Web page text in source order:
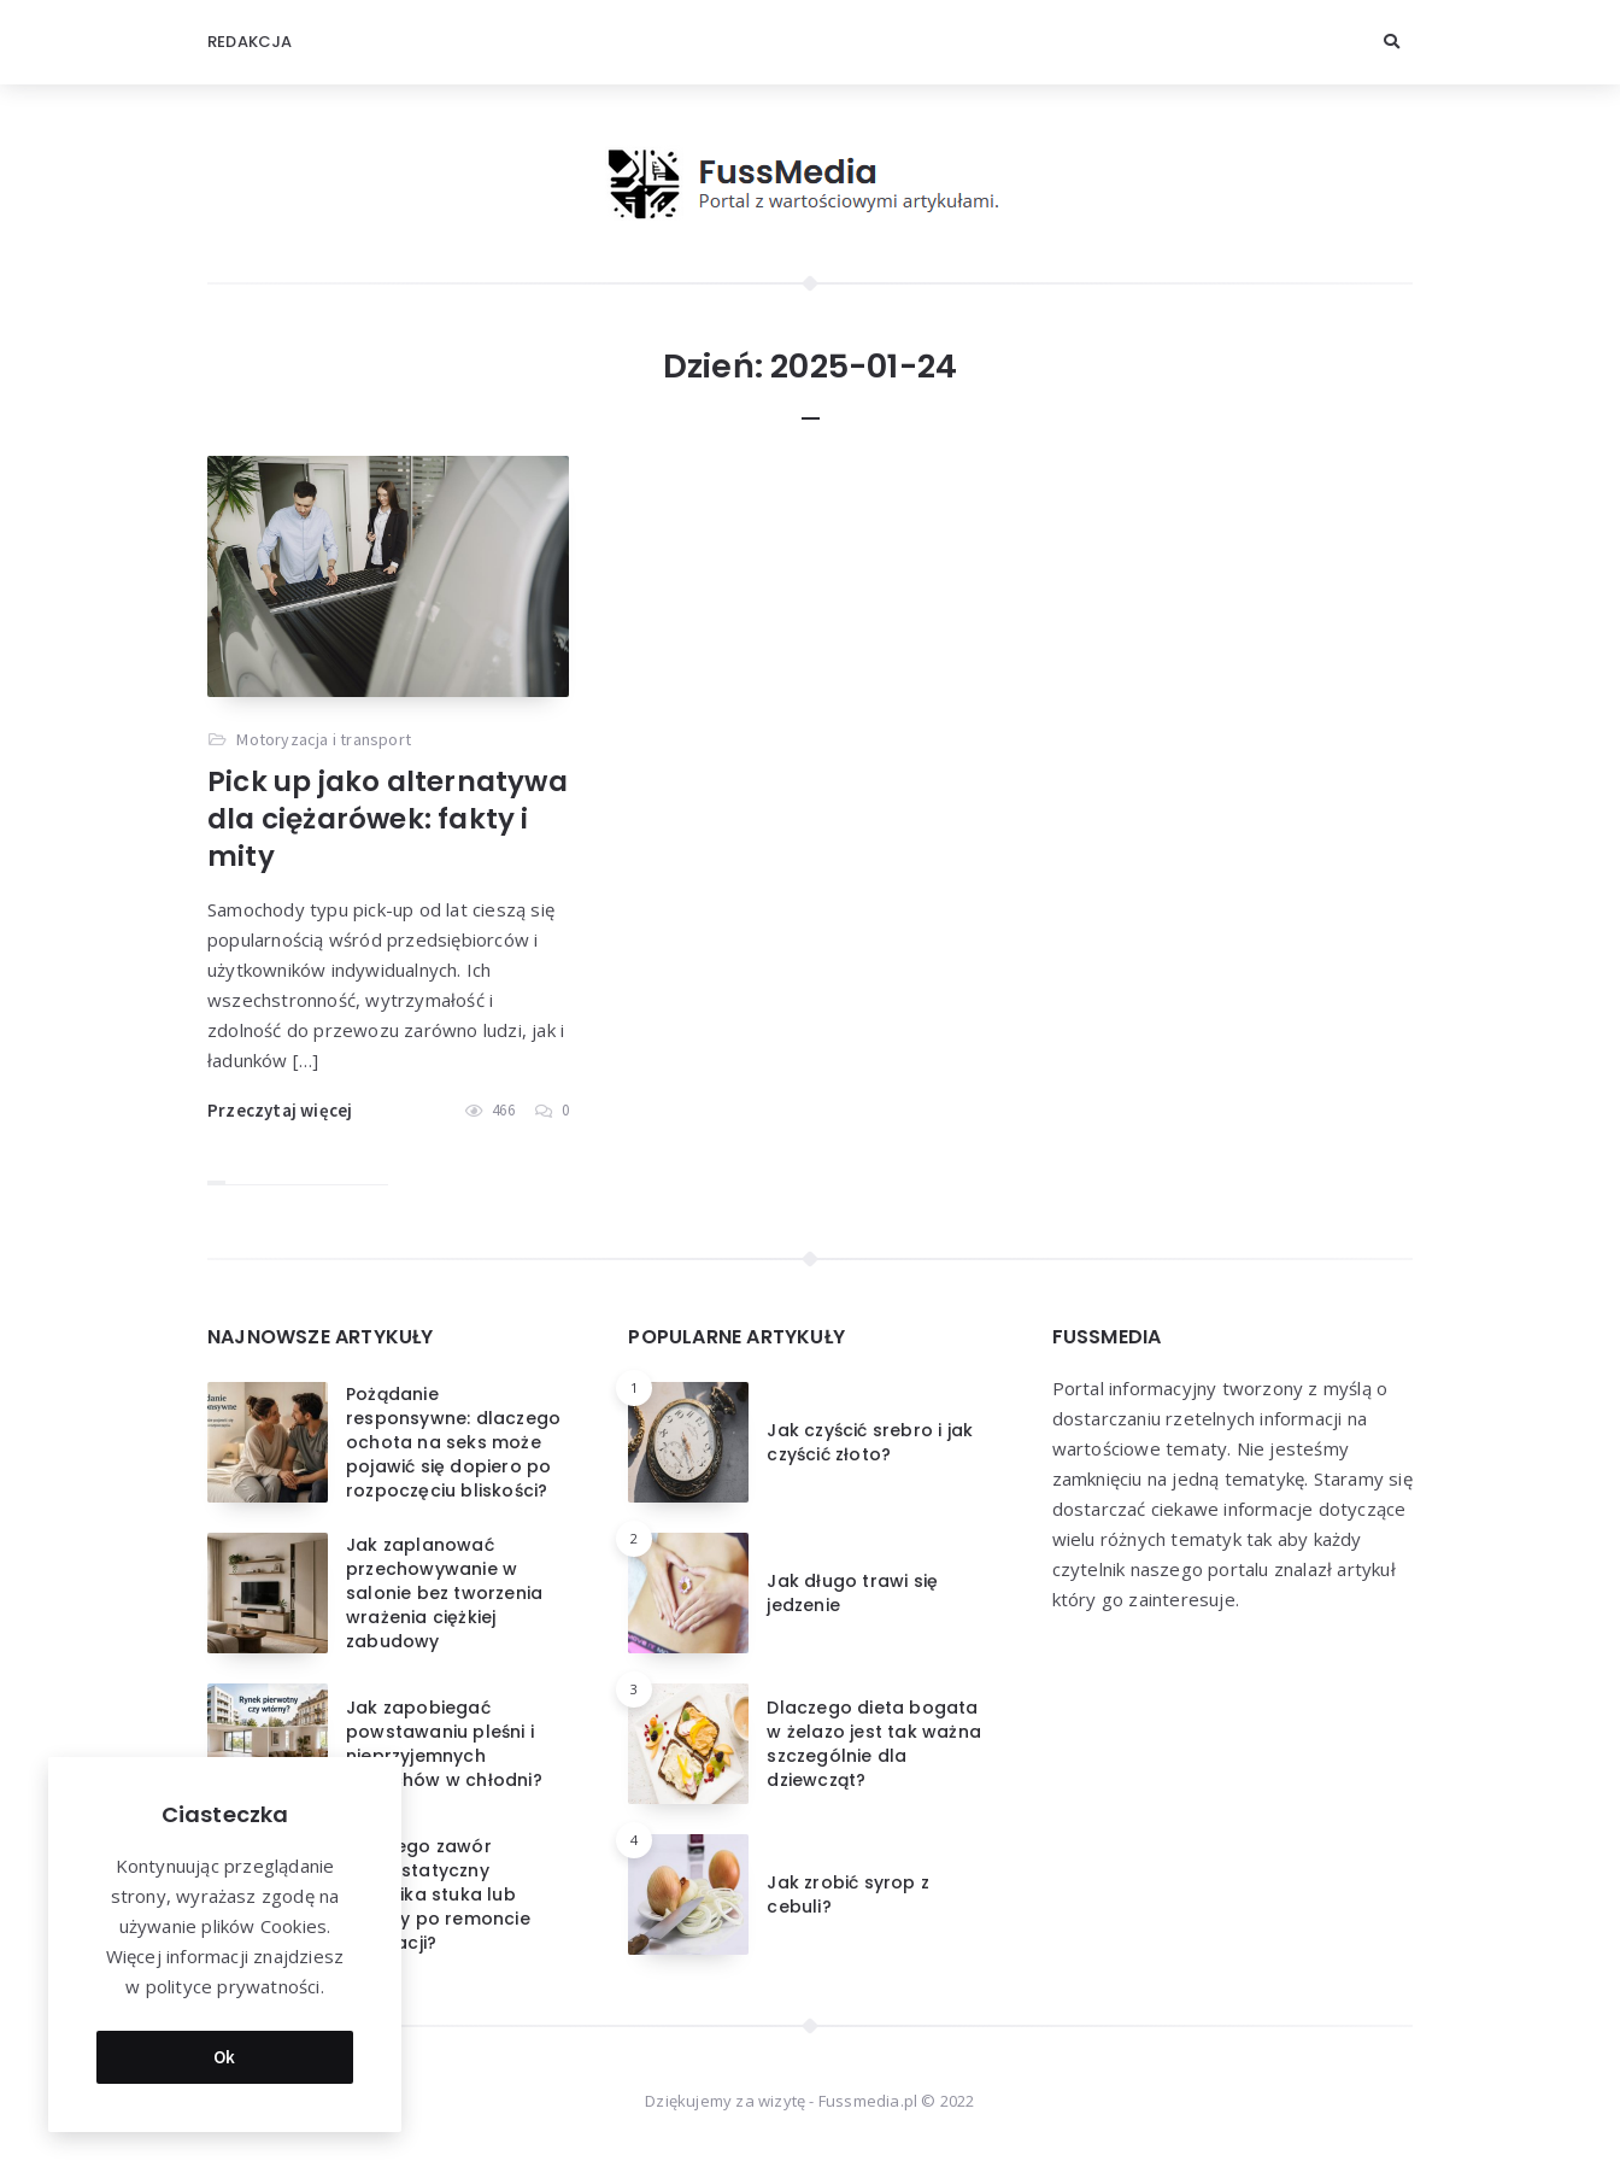
REDAKCJA
Dzień: 2025-01-24
Motoryzacja i transport
Pick up jako alternatywa
dla ciężarówek: fakty i
mity
Samochody typu pick-up od lat cieszą się
popularnością wśród przedsiębiorców i
użytkowników indywidualnych. Ich
wszechstronność, wytrzymałość i
zdolność do przewozu zarówno ludzi, jak i
ładunków […]
Przeczytaj więcej 466 0
NAJNOWSZE ARTYKUŁY
Pożądanie
responsywne: dlaczego
ochota na seks może
pojawić się dopiero po
rozpoczęciu bliskości?
Jak zaplanować
przechowywanie w
salonie bez tworzenia
wrażenia ciężkiej
zabudowy
Jak zapobiegać
powstawaniu pleśni i
nieprzyjemnych
zapachów w chłodni?
Dlaczego zawór
termostatyczny
grzejnika stuka lub
piszczy po remoncie
instalacji?
POPULARNE ARTYKUŁY
1
Jak czyścić srebro i jak
czyścić złoto?
2
Jak długo trawi się
jedzenie
3
Dlaczego dieta bogata
w żelazo jest tak ważna
szczególnie dla
dziewcząt?
4
Jak zrobić syrop z
cebuli?
FUSSMEDIA
Portal informacyjny tworzony z myślą o
dostarczaniu rzetelnych informacji na
wartościowe tematy. Nie jesteśmy
zamknięciu na jedną tematykę. Staramy się
dostarczać ciekawe informacje dotyczące
wielu różnych tematyk tak aby każdy
czytelnik naszego portalu znalazł artykuł
który go zainteresuje.
Dziękujemy za wizytę - Fussmedia.pl © 2022
Ciasteczka
Kontynuując przeglądanie
strony, wyrażasz zgodę na
używanie plików Cookies.
Więcej informacji znajdziesz
w polityce prywatności.
Ok